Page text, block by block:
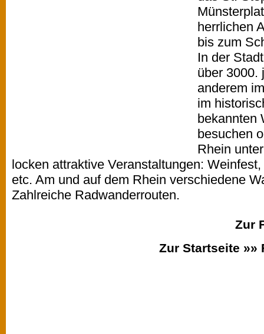
herrlichen
bis zum
In der
über 3000.
anderem
im
bekannten
besuchen
Rhein
locken attraktive Veranstaltungen:
etc. Am und auf dem Rhein verschiedene
Zahlreiche Radwanderrouten.
Zur
Zur Startseite »»